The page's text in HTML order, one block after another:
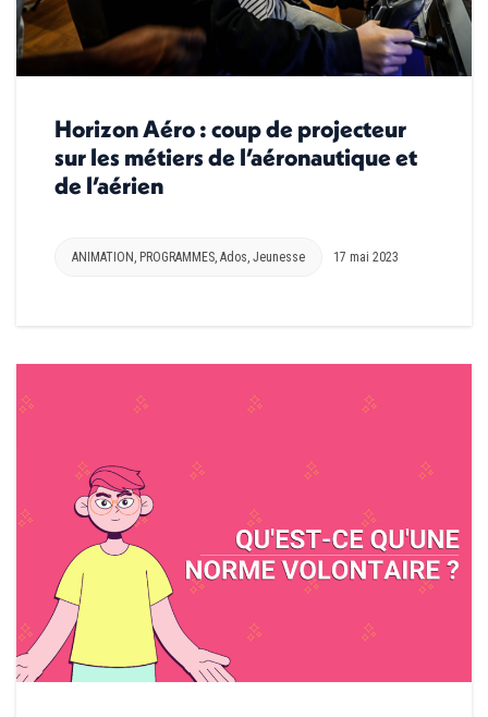
Horizon Aéro : coup de projecteur
sur les métiers de l’aéronautique et
de l’aérien
ANIMATION PROGRAMMES Ados Jeunesse 17 mai 2023